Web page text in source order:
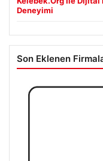
Deneyimi
Son Eklenen